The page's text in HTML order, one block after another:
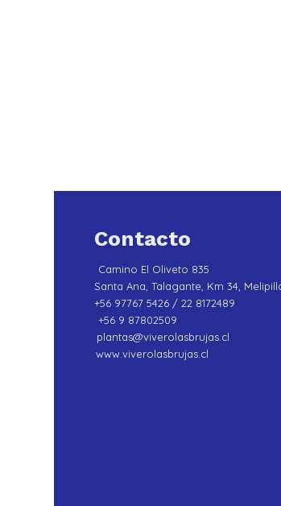
Contacto
Camino El Oliveto 835
Santa Ana, Talagante, Km 34,
+56 97767 5426 / 22 8172489
+56 9 87802509
plantas@viverolasbrujas.cl
www.viverolasbrujas.cl